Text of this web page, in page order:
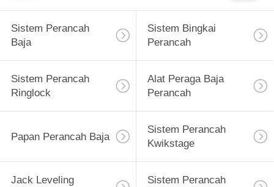
Sistem Perancah
Baja
Sistem Bingkai
Perancah
Sistem Perancah
Ringlock
Alat Peraga Baja
Perancah
Papan Perancah Baja
Sistem Perancah
Kwikstage
Jack Leveling Sistem Perancah